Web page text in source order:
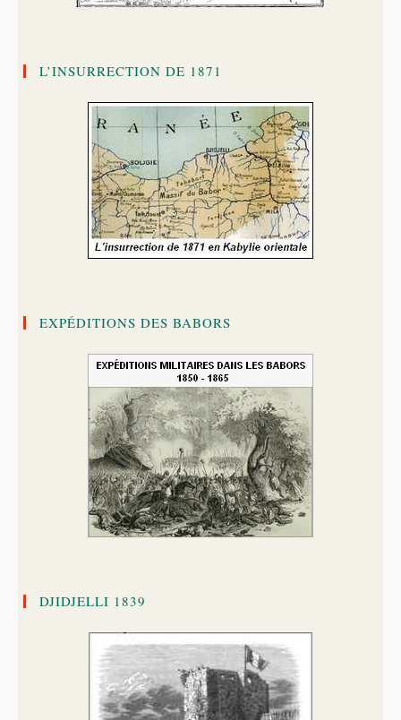
L’INSURRECTION DE 1871
EXPÉDITIONS DES BABORS
DJIDJELLI 1839